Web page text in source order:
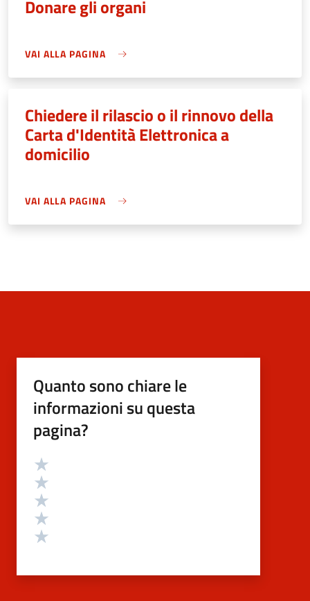
Donare gli organi
VAI ALLA PAGINA
Chiedere il rilascio o il rinnovo della
Carta d'Identità Elettronica a
domicilio
VAI ALLA PAGINA
Quanto sono chiare le
informazioni su questa
pagina?
Valutazione